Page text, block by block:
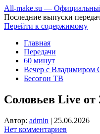
All-make.su —
Последние выпуски
Перейти к содержимому
Главная
Передачи
60 минут
Вечер с Владимиром
Бесогон ТВ
Соловьев Live
Автор: admin | 25.06.2026
Нет комментариев